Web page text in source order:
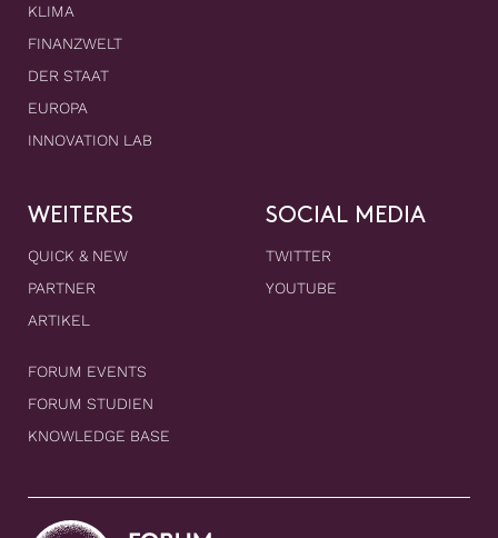
KLIMA
FINANZWELT
DER STAAT
EUROPA
INNOVATION LAB
WEITERES
QUICK & NEW
PARTNER
ARTIKEL
FORUM EVENTS
FORUM STUDIEN
KNOWLEDGE BASE
SOCIAL MEDIA
TWITTER
YOUTUBE